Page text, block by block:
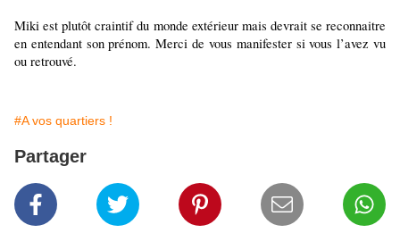
Miki est plutôt craintif du monde extérieur mais devrait se reconnaitre
en entendant son prénom. Merci de vous manifester si vous l’avez vu
ou retrouvé.
#A vos quartiers !
Partager